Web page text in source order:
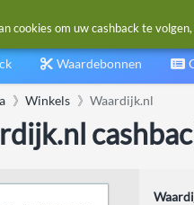
Waardebonnen
Winkels Waardijk.nl
cookies om uw cashback te